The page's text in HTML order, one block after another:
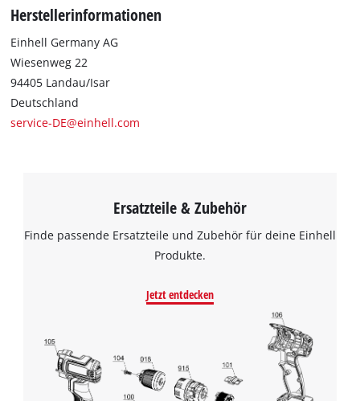
Herstellerinformationen
Einhell Germany AG
Wiesenweg 22
94405 Landau/Isar
Deutschland
service-DE@einhell.com
Ersatzteile & Zubehör
Finde passende Ersatzteile und Zubehör für deine Einhell
Produkte.
Jetzt entdecken